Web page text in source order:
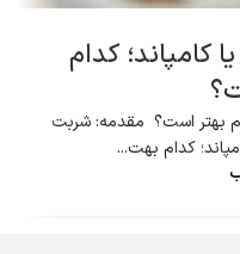
کامپاند؛ کدام
بهتر است؟ مقدمه: شربت
کدام بهت...